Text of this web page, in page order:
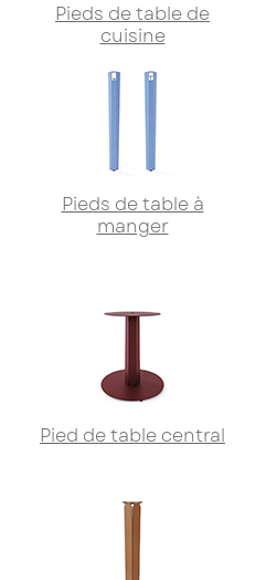
Pieds de table de
cuisine
Pieds de table à
manger
Pied de table central